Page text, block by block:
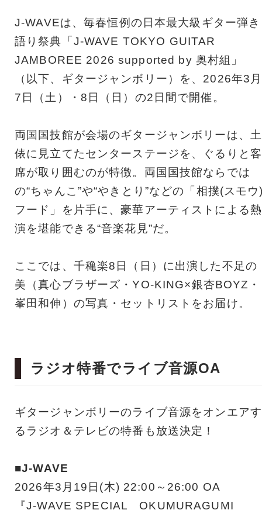
J-WAVEは、毎春恒例の日本最大級ギター弾き
語り祭典「J-WAVE TOKYO GUITAR
JAMBOREE 2026 supported by 奥村組」
（以下、ギタージャンボリー）を、2026年3月
7日（土）・8日（日）の2日間で開催。
両国国技館が会場のギタージャンボリーは、土
俵に見立てたセンターステージを、ぐるりと客
席が取り囲むのが特徴。両国国技館ならでは
の“ちゃんこ”や“やきとり”などの「相撲(スモウ
フード」を片手に、豪華アーティストによる熱
演を堪能できる“音楽花見”だ。
ここでは、千穐楽8日（日）に出演した不足の
美（真心ブラザーズ・YO-KING×銀杏BOYZ・
峯田和伸）の写真・セットリストをお届け。
ラジオ特番でライブ音源OA
ギタージャンボリーのライブ音源をオンエアす
るラジオ＆テレビの特番も放送決定！
■J-WAVE
2026年3月19日(木) 22:00～26:00 OA
『J-WAVE SPECIAL OKUMURAGUMI